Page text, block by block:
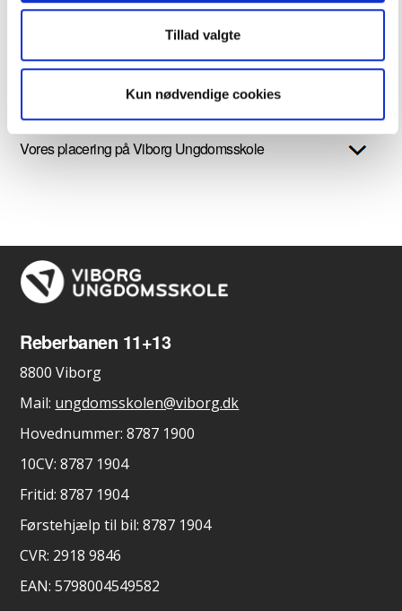
Tillad valgte
Kun nødvendige cookies
Organisation og arbejdsredskaber
Vores placering på Viborg Ungdomsskole
Reberbanen 11+13
8800 Viborg
Mail: ungdomsskolen@viborg.dk
Hovednummer: 8787 1900
10CV: 8787 1904
Fritid: 8787 1904
Førstehjælp til bil: 8787 1904
CVR: 2918 9846
EAN: 5798004549582